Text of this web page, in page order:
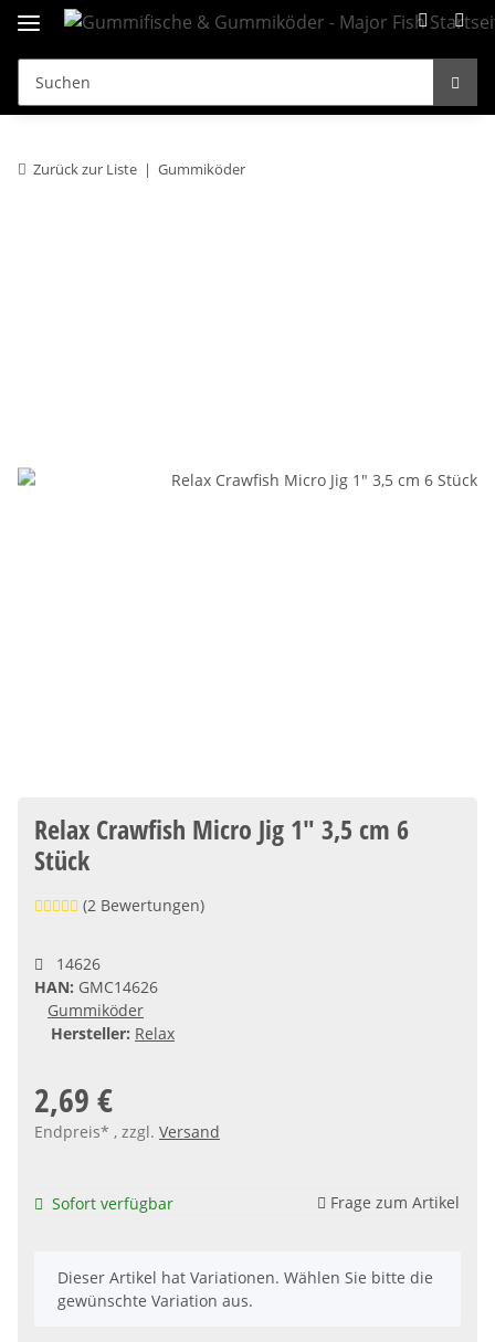
Zurück zur Liste Gummiköder
Relax Crawfish Micro Jig 1" 3,5 cm 6
Stück
(2 Bewertungen)
14626
HAN: GMC14626
Gummiköder
Hersteller: Relax
2,69 €
Endpreis* , zzgl. Versand
Sofort verfügbar Frage zum Artikel
x
Dieser Artikel hat Variationen. Wählen Sie bitte die
gewünschte Variation aus.